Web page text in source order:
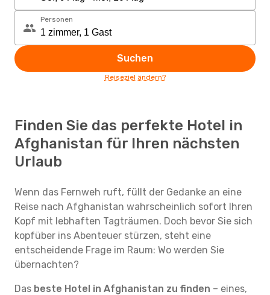
Personen
Suchen
Reiseziel ändern?
Finden Sie das perfekte Hotel in
Afghanistan für Ihren nächsten
Urlaub
Wenn das Fernweh ruft, füllt der Gedanke an eine
Reise nach Afghanistan wahrscheinlich sofort Ihren
Kopf mit lebhaften Tagträumen. Doch bevor Sie sich
kopfüber ins Abenteuer stürzen, steht eine
entscheidende Frage im Raum: Wo werden Sie
übernachten?
Das beste Hotel in Afghanistan zu finden – eines,